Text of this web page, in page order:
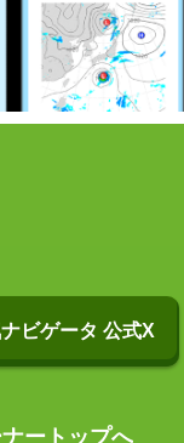
ビゲータ 公式X
ートップへ